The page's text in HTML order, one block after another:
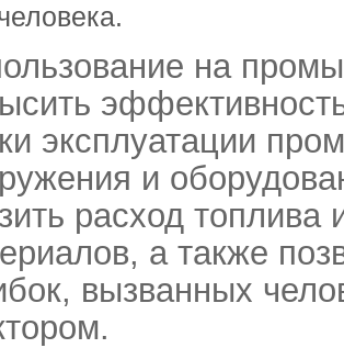
на
эксплуатации
и
расход топлива
а также
вызванных